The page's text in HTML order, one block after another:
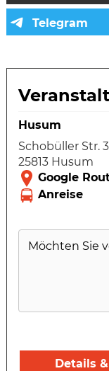
Husum
Schobüller Str.
25813 Husum
Möchten Sie
Details